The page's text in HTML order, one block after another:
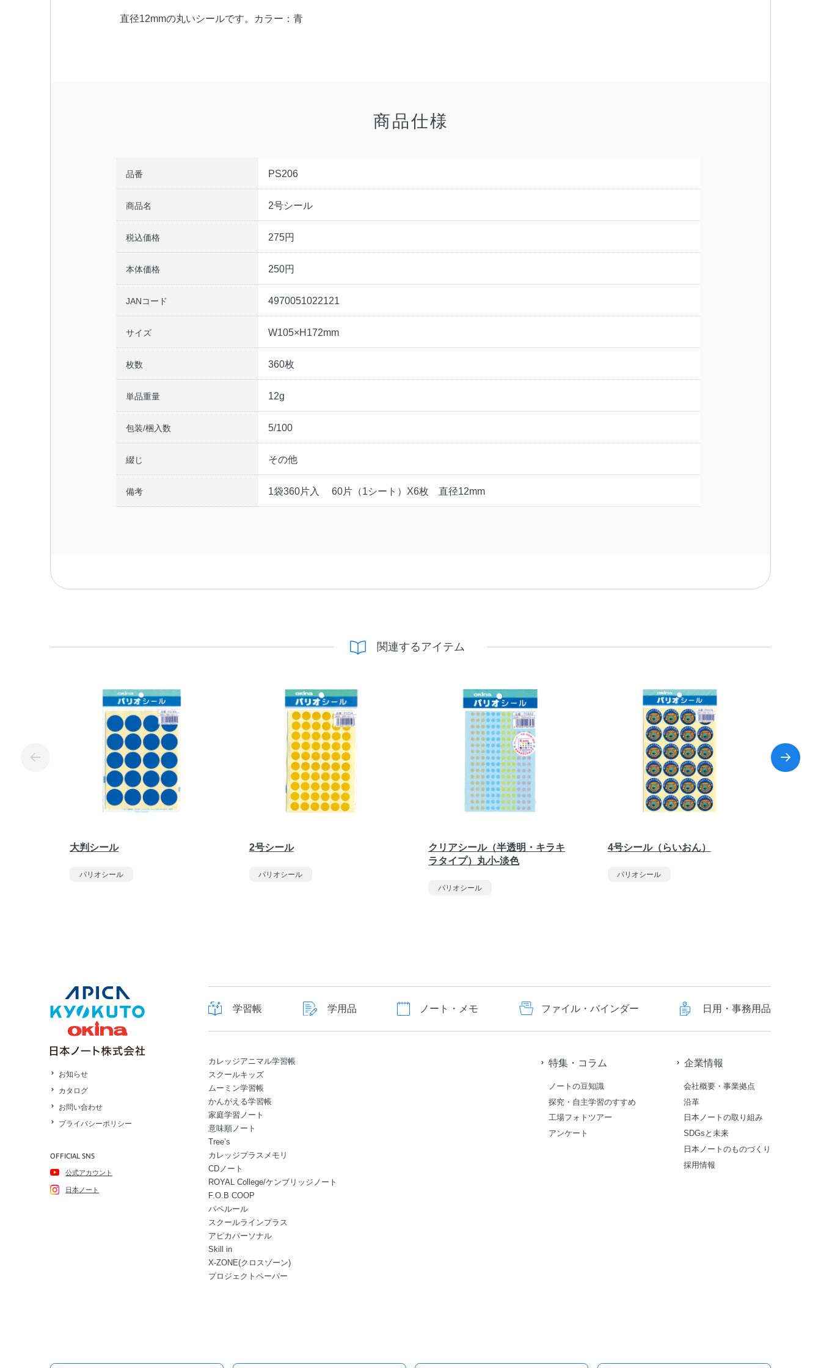
直径12mmの丸いシールです。カラー：青
商品仕様
品番 PS206
商品名 2号シール
税込価格 275円
本体価格 250円
JANコード 4970051022121
サイズ W105×H172mm
枚数 360枚
単品重量 12g
包装/梱入数 5/100
綴じ その他
備考 1袋360片入 60片（1シート）X6枚 直径12mm
関連するアイテム
大判シール
パリオシール
2号シール
パリオシール
クリアシール（半透明・キラキ
ラタイプ）丸小-淡色
パリオシール
4号シール（らいおん）
パリオシール
お知らせ
カタログ
お問い合わせ
プライバシーポリシー
OFFICIAL SNS
公式アカウント
日本ノート
学習帳 学用品 ノート・メモ ファイル・バインダー 日用・事務用品
カレッジアニマル学習帳
スクールキッズ
ムーミン学習帳
かんがえる学習帳
家庭学習ノート
意味順ノート
Tree’s
カレッジプラスメモリ
CDノート
ROYAL College/ケンブリッジノート
F.O.B COOP
パペルール
スクールラインプラス
アピカパーソナル
Skill in
X-ZONE(クロスゾーン)
プロジェクトペーパー
特集・コラム
ノートの豆知識
探究・自主学習のすすめ
工場フォトツアー
アンケート
企業情報
会社概要・事業拠点
沿革
日本ノートの取り組み
SDGsと未来
日本ノートのものづくり
採用情報